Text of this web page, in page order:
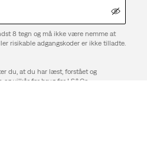
8 tegn og må ikke være nemme at
risikable adgangskoder er ikke tilladte.
du, at du har læst, forstået og
vilkår for brug for LS&Co.